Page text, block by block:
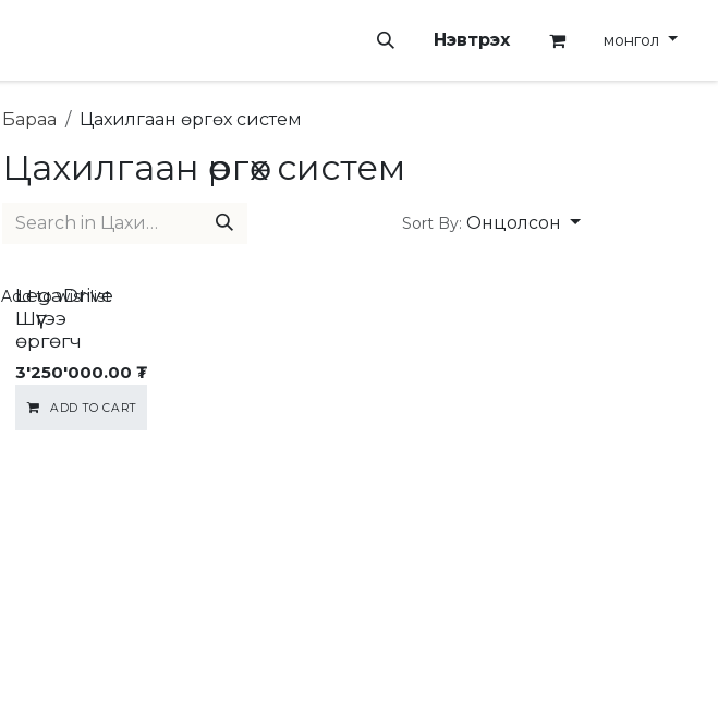
Нэвтрэх монгол
Бараа Цахилгаан өргөх систем
Цахилгаан өргөх систем
Sort By: Онцолсон
LegaDrive
Шүүгээ
өргөгч
3'250'000.00 ₮
ADD TO CART
Add to wishlist